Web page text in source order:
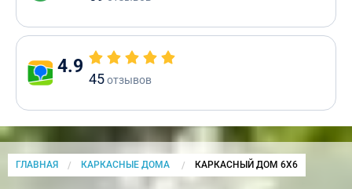
4.9
45отзывов
ГЛАВНАЯ КАРКАСНЫЕ ДОМА CURRENT:
КАРКАСНЫЙ ДОМ 6Х6